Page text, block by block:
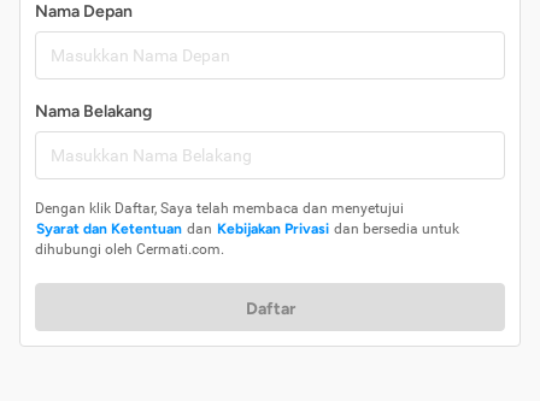
Nama Depan
Nama Belakang
Dengan klik Daftar, Saya telah membaca dan menyetujui
Syarat dan Ketentuan dan Kebijakan Privasi dan bersedia untuk
dihubungi oleh Cermati.com.
Daftar